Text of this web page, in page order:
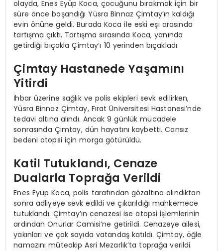
olayda, Enes Eyüp Koca, çocuğunu bırakmak için bir
süre önce boşandığı Yüsra Binnaz Çimtay’ın kaldığı
evin önüne geldi. Burada Koca ile eski eşi arasında
tartışma çıktı. Tartışma sırasında Koca, yanında
getirdiği bıçakla Çimtay’ı 10 yerinden bıçakladı.
Çimtay Hastanede Yaşamını
Yitirdi
İhbar üzerine sağlık ve polis ekipleri sevk edilirken,
Yüsra Binnaz Çimtay, Fırat Üniversitesi Hastanesi’nde
tedavi altına alındı. Ancak 9 günlük mücadele
sonrasında Çimtay, dün hayatını kaybetti. Cansız
bedeni otopsi için morga götürüldü.
Katil Tutuklandı, Cenaze
Dualarla Toprağa Verildi
Enes Eyüp Koca, polis tarafından gözaltına alındıktan
sonra adliyeye sevk edildi ve çıkarıldığı mahkemece
tutuklandı. Çimtay’ın cenazesi ise otopsi işlemlerinin
ardından Onurlar Camisi’ne getirildi. Cenazeye ailesi,
yakınları ve çok sayıda vatandaş katıldı. Çimtay, öğle
namazını müteakip Asri Mezarlık’ta toprağa verildi.